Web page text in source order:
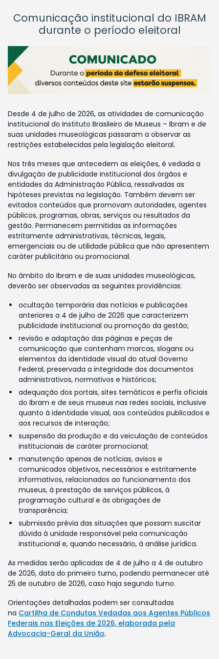
Comunicação institucional do IBRAM
durante o período eleitoral
Desde 4 de julho de 2026, as atividades de comunicação
institucional do Instituto Brasileiro de Museus – Ibram e de
suas unidades museológicas passaram a observar as
restrições estabelecidas pela legislação eleitoral.
Nos três meses que antecedem as eleições, é vedada a
divulgação de publicidade institucional dos órgãos e
entidades da Administração Pública, ressalvadas as
hipóteses previstas na legislação. Também devem ser
evitados conteúdos que promovam autoridades, agentes
públicos, programas, obras, serviços ou resultados da
gestão. Permanecem permitidas as informações
estritamente administrativas, técnicas, legais,
emergenciais ou de utilidade pública que não apresentem
caráter publicitário ou promocional.
No âmbito do Ibram e de suas unidades museológicas,
deverão ser observadas as seguintes providências:
ocultação temporária das notícias e publicações
anteriores a 4 de julho de 2026 que caracterizem
publicidade institucional ou promoção da gestão;
revisão e adaptação das páginas e peças de
comunicação que contenham marcas, slogans ou
elementos da identidade visual do atual Governo
Federal, preservada a integridade dos documentos
administrativos, normativos e históricos;
adequação dos portais, sites temáticos e perfis oficiais
do Ibram e de seus museus nas redes sociais, inclusive
quanto à identidade visual, aos conteúdos publicados e
aos recursos de interação;
suspensão da produção e da veiculação de conteúdos
institucionais de caráter promocional;
manutenção apenas de notícias, avisos e
comunicados objetivos, necessários e estritamente
informativos, relacionados ao funcionamento dos
museus, à prestação de serviços públicos, à
programação cultural e às obrigações de
transparência;
submissão prévia das situações que possam suscitar
dúvida à unidade responsável pela comunicação
institucional e, quando necessário, à análise jurídica.
As medidas serão aplicadas de 4 de julho a 4 de outubro
de 2026, data do primeiro turno, podendo permanecer até
25 de outubro de 2026, caso haja segundo turno.
Orientações detalhadas podem ser consultadas
na Cartilha de Condutas Vedadas aos Agentes Públicos
Federais nas Eleições de 2026, elaborada pela
Advocacia-Geral da União.